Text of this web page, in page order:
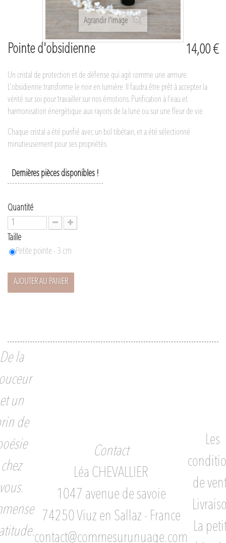
Agrandir l'image
Pointe d'obsidienne 14,00 €
Un cristal de protection et de défense qui agit comme une armure.
L'obsidienne transforme le noir en lumière. Il faudra être prêt à accepter la
vérité sur soi pour travailler sur nos émotions. Purification à l'eau et
harmonisation énergétique aux rayons de la lune ou sur une fleur de vie.
Chaque cristal a été purifié avec un bol tibétain, et a été sélectionné
minutieusement pour ses propriétés.
Dernières pièces disponibles !
Quantité
Taille
Petite pointe - 3 cm
AJOUTER AU PANIER
la
un
de
chez
Contact
Léa CHEVALLIER
1047 avenue de savoie
74250 Viuz en Sallaz - France
contact@commesurunuage.com
Les
de
La